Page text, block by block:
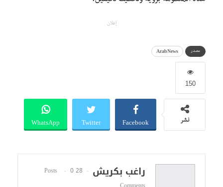
إعلان
مصدر ArabNews
150
نشر Facebook
Twitter
WhatsApp
راغب بكريش 28 Posts
0